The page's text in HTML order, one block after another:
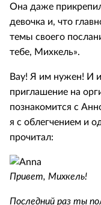
Она даже
девочка и, что
темы своего
тебе, Михкель».
Вау! Я им нужен! И
приглашение на
познакомится с
я с облегчением и
прочитал:
Привет, Михкель!
Последний раз ты